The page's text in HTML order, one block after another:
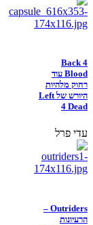
Back 4
Blood עוד
רחוק מלהיות
היורש של Left
4 Dead
עדי פרל
Outriders –
הרעיונות